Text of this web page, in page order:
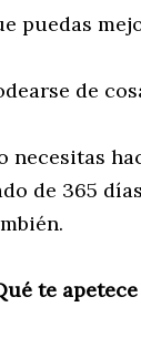
puedas
de
necesitas
de 365
te